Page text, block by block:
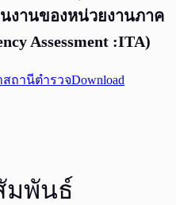
งานของหน่วยงานภาค
Assessment :ITA)
ถานีตำรวจDownload
มพันธ์